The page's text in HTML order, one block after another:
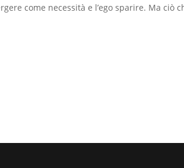
come necessità e l’ego sparire. Ma ciò